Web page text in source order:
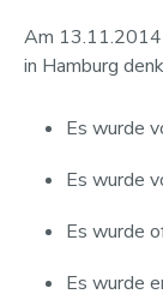
Am
in Hamburg
Es wurde
Es wurde
Es wurde
Es wurde